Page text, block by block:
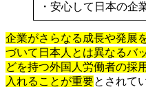
・安心して日本の企
企業がさらなる成長や発展
づいて日本人とは異なるバ
どを持つ外国人労働者の採
入れることが重要とされて